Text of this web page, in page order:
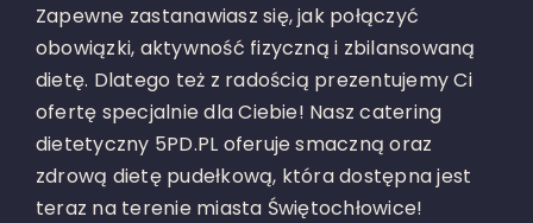
Zapewne zastanawiasz się, jak połączyć
obowiązki, aktywność fizyczną i zbilansowaną
dietę. Dlatego też z radością prezentujemy Ci
ofertę specjalnie dla Ciebie! Nasz catering
dietetyczny 5PD.PL oferuje smaczną oraz
zdrową dietę pudełkową, która dostępna jest
teraz na terenie miasta Świętochłowice!